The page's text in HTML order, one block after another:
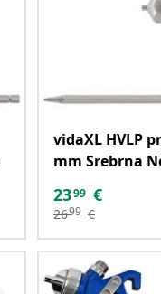
vidaXL HVLP
mm Srebrna
2399 €
2699 €